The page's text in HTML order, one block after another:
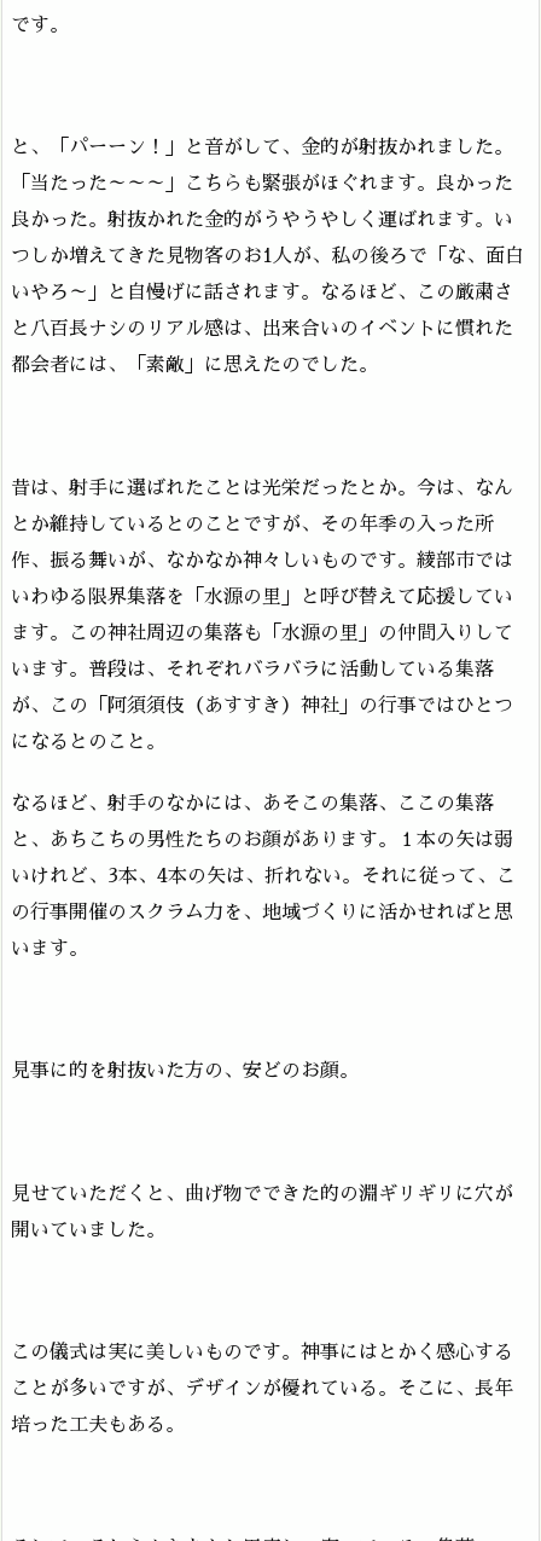
です。
と、「パーーン！」と音がして、金的が射抜かれました。
「当たった～～～」こちらも緊張がほぐれます。良かった
良かった。射抜かれた金的がうやうやしく運ばれます。い
つしか増えてきた見物客のお1人が、私の後ろで「な、面白
いやろ～」と自慢げに話されます。なるほど、この厳粛さ
と八百長ナシのリアル感は、出来合いのイベントに慣れた
都会者には、「素敵」に思えたのでした。
昔は、射手に選ばれたことは光栄だったとか。今は、なん
とか維持しているとのことですが、その年季の入った所
作、振る舞いが、なかなか神々しいものです。綾部市では
いわゆる限界集落を「水源の里」と呼び替えて応援してい
ます。この神社周辺の集落も「水源の里」の仲間入りして
います。普段は、それぞれバラバラに活動している集落
が、この「阿須須伎（あすすき）神社」の行事ではひとつ
になるとのこと。
なるほど、射手のなかには、あそこの集落、ここの集落
と、あちこちの男性たちのお顔があります。１本の矢は弱
いけれど、3本、4本の矢は、折れない。それに従って、こ
の行事開催のスクラム力を、地域づくりに活かせればと思
います。
見事に的を射抜いた方の、安どのお顔。
見せていただくと、曲げ物でできた的の淵ギリギリに穴が
開いていました。
この儀式は実に美しいものです。神事にはとかく感心する
ことが多いですが、デザインが優れている。そこに、長年
培った工夫もある。